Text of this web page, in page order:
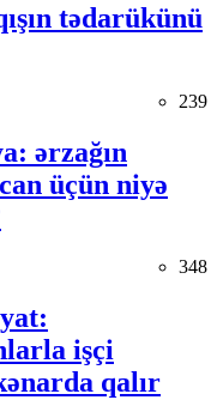
tədarükünü
239
ərzağın
üçün niyə
348
işçi
qalır